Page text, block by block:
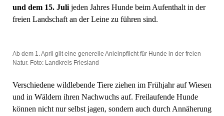
und dem 15. Julijeden Jahres Hunde beim Aufenthalt in der
freien Landschaft an der Leine zu führen sind.
Ab dem 1. April gilt eine generelle Anleinpflicht für Hunde in der freien
Natur. Foto: Landkreis Friesland
Verschiedene wildlebende Tiere ziehen im Frühjahr auf Wiesen
und in Wäldern ihren Nachwuchs auf. Freilaufende Hunde
können nicht nur selbst jagen, sondern auch durch Annäherung